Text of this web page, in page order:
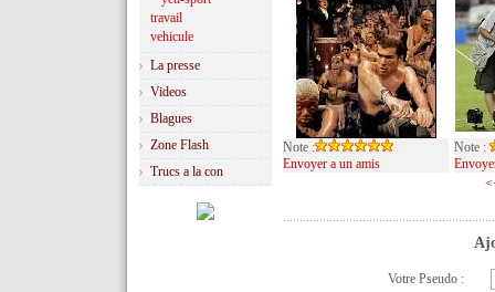
travail
vehicule
La presse
Videos
Blagues
Zone Flash
Trucs a la con
Note :
Envoyer a un amis
Note :
Votre Pseudo :